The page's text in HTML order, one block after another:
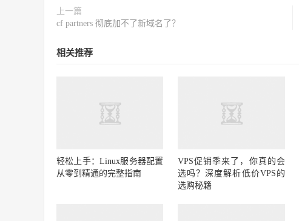
上一篇
cf partners 彻底加不了新域名了？
相关推荐
轻松上手：Linux服务器配置
从零到精通的完整指南
VPS促销季来了，你真的会
选吗？深度解析低价VPS的
选购秘籍